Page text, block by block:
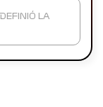
LA